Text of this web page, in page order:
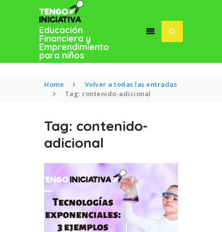
Educación
Financiera y
Emprendimiento
para niños
Home
Volver a todas las entradas
Tag: contenido-adicional
Tag: contenido-
adicional
BLOG
SOFÍA MACÍAS